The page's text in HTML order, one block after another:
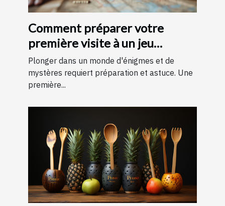
Comment préparer votre
première visite à un jeu
d'évasion : conseils et astuces
pour une expérience
mémorable
Plonger dans un monde d'énigmes et de
mystères requiert préparation et astuce. Une
première...